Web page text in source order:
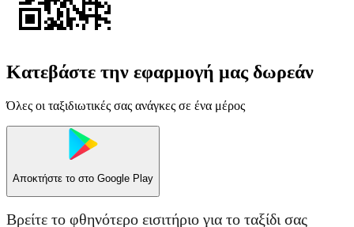
Κατεβάστε την εφαρμογή μας δωρεάν
Όλες οι ταξιδιωτικές σας ανάγκες σε ένα μέρος
Αποκτήστε το στο Google Play
Βρείτε το φθηνότερο εισιτήριο για το ταξίδι σας